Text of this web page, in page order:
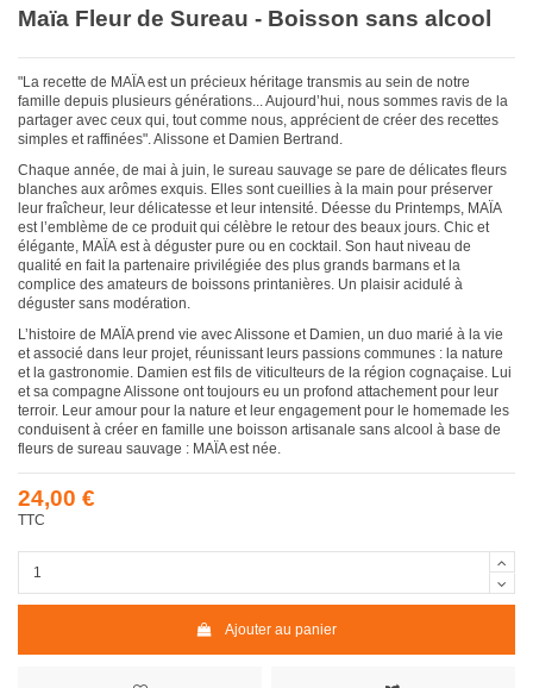
Maïa Fleur de Sureau - Boisson sans alcool
"La recette de MAÏA est un précieux héritage transmis au sein de notre
famille depuis plusieurs générations... Aujourd’hui, nous sommes ravis de la
partager avec ceux qui, tout comme nous, apprécient de créer des recettes
simples et raffinées". Alissone et Damien Bertrand.
Chaque année, de mai à juin, le sureau sauvage se pare de délicates fleurs
blanches aux arômes exquis. Elles sont cueillies à la main pour préserver
leur fraîcheur, leur délicatesse et leur intensité. Déesse du Printemps, MAÏA
est l’emblème de ce produit qui célèbre le retour des beaux jours. Chic et
élégante, MAÏA est à déguster pure ou en cocktail. Son haut niveau de
qualité en fait la partenaire privilégiée des plus grands barmans et la
complice des amateurs de boissons printanières. Un plaisir acidulé à
déguster sans modération.
L’histoire de MAÏA prend vie avec Alissone et Damien, un duo marié à la vie
et associé dans leur projet, réunissant leurs passions communes : la nature
et la gastronomie. Damien est fils de viticulteurs de la région cognaçaise. Lui
et sa compagne Alissone ont toujours eu un profond attachement pour leur
terroir. Leur amour pour la nature et leur engagement pour le homemade les
conduisent à créer en famille une boisson artisanale sans alcool à base de
fleurs de sureau sauvage : MAÏA est née.
24,00 €
TTC
Ajouter au panier